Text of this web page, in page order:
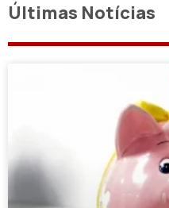
Últimas Notícias